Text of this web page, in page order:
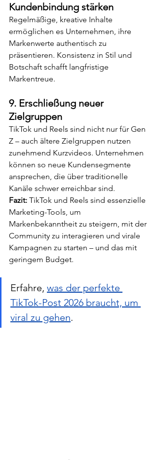
Kundenbindung stärken
Regelmäßige, kreative Inhalte
ermöglichen es Unternehmen, ihre
Markenwerte authentisch zu
präsentieren. Konsistenz in Stil und
Botschaft schafft langfristige
Markentreue.
9. Erschließung neuer
Zielgruppen
TikTok und Reels sind nicht nur für Gen
Z – auch ältere Zielgruppen nutzen
zunehmend Kurzvideos. Unternehmen
können so neue Kundensegmente
ansprechen, die über traditionelle
Kanäle schwer erreichbar sind.
Fazit: TikTok und Reels sind essenzielle
Marketing-Tools, um
Markenbekanntheit zu steigern, mit der
Community zu interagieren und virale
Kampagnen zu starten – und das mit
geringem Budget.
Erfahre, was der perfekte
TikTok-Post 2026 braucht, um
viral zu gehen.